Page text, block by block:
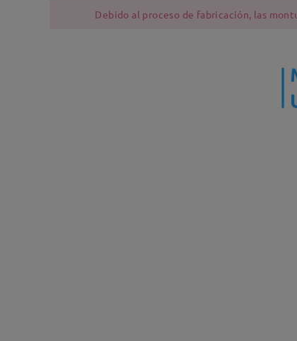
Debido al proceso de fabricación, las